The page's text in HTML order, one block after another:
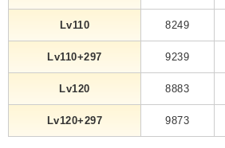
Lv110 8249
Lv110+297 9239
Lv120 8883
Lv120+297 9873